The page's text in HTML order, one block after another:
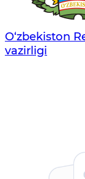
O‘zbеkistоn
vаzirligi